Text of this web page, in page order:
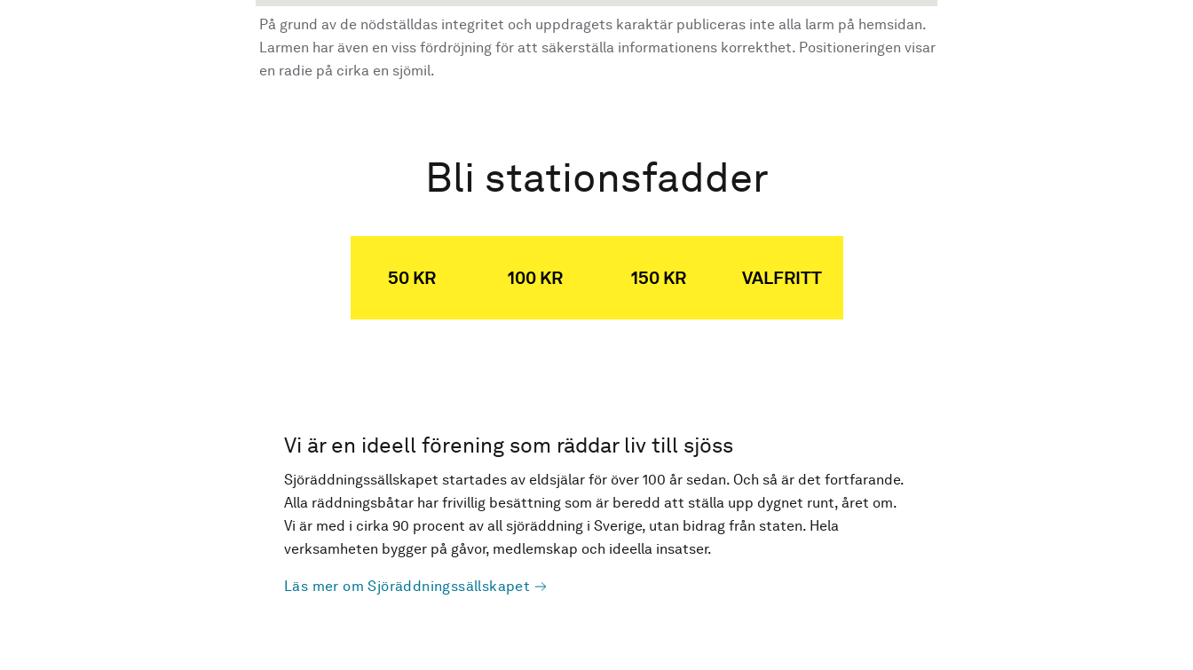
På grund av de nödställdas integritet och uppdragets karaktär publiceras inte alla larm på hemsidan.
Larmen har även en viss fördröjning för att säkerställa informationens korrekthet. Positioneringen visar
en radie på cirka en sjömil.
Bli stationsfadder
50 KR 100 KR 150 KR VALFRITT
Vi är en ideell förening som räddar liv till sjöss
Sjöräddningssällskapet startades av eldsjälar för över 100 år sedan. Och så är det fortfarande.
Alla räddningsbåtar har frivillig besättning som är beredd att ställa upp dygnet runt, året om.
Vi är med i cirka 90 procent av all sjöräddning i Sverige, utan bidrag från staten. Hela
verksamheten bygger på gåvor, medlemskap och ideella insatser.
Läs mer om Sjöräddningssällskapet